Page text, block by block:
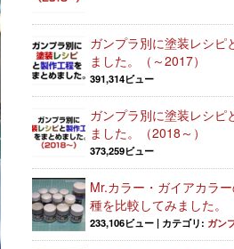
ガンプラ別に塗装レシピ
ました。（～2017）
391,314ビュー
ガンプラ別に塗装レシピ
ました。（2018～）
373,259ビュー
Mr.カラー・ガイアカラ
種を比較してみました。
233,106ビュー | カテゴリ: ガン